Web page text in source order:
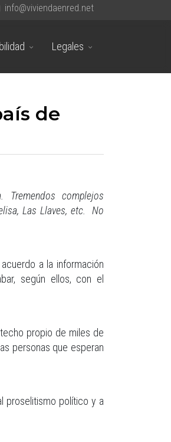
info@viviendaenred.net
Legales
de
Tremendos complejos
Las Llaves, etc. No
a la información
según ellos, con el
propio de miles de
personas que esperan
proselitismo político y a